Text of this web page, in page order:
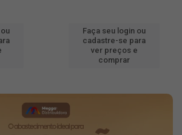
Faça seu login ou
cadastre-se para
ver preços e
comprar